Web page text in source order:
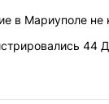
в Мариуполе не
44